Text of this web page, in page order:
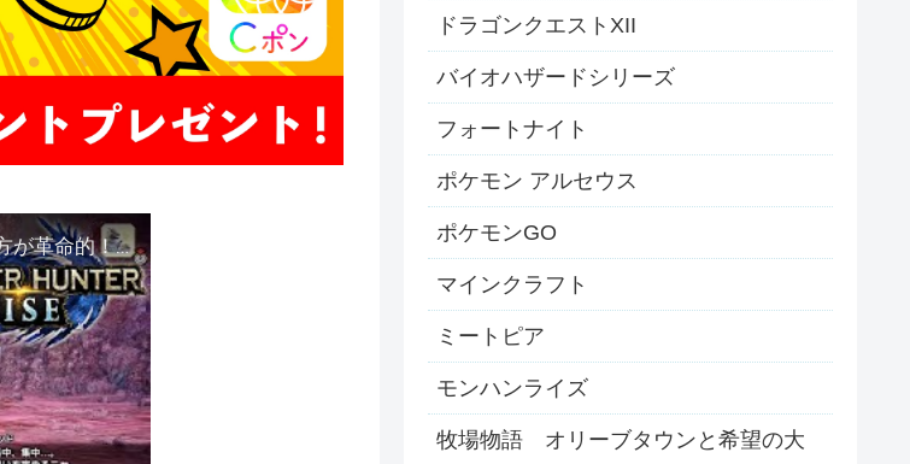
【モンハンライズ】淵源ナルハタタヒメ撃龍槍回転の新しい避け方が革命的！【MH:R】
ドラゴンクエストXII
バイオハザードシリーズ
フォートナイト
ポケモン アルセウス
ポケモンGO
マインクラフト
ミートピア
モンハンライズ
牧場物語 オリーブタウンと希望の大